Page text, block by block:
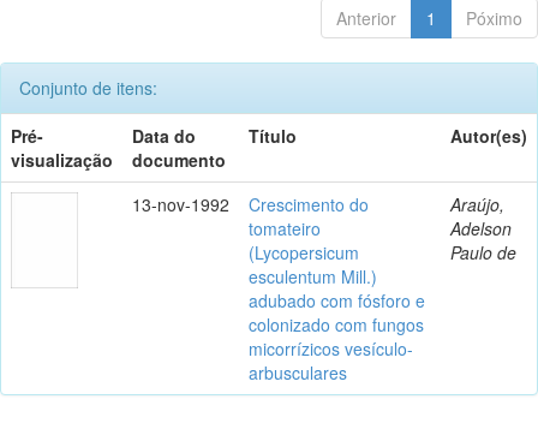
Anterior 1 Póximo
Conjunto de itens:
Pré-
visualização
Data do
documento
Título Autor(es)
13-nov-1992
Crescimento do
tomateiro
(Lycopersicum
esculentum Mill.)
adubado com fósforo e
colonizado com fungos
micorrízicos vesículo-
arbusculares
Araújo,
Adelson
Paulo de